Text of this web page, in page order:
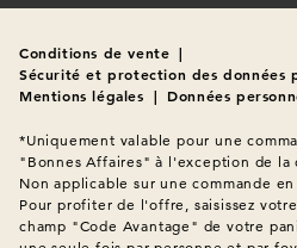
Conditions de vente |
Sécurité et protection des données
Mentions légales | Données
*Uniquement valable pour une
"Bonnes Affaires" à l'exception de
Non applicable sur une commande
Pour profiter de l'offre, saisissez
champ "Code Avantage" de votre